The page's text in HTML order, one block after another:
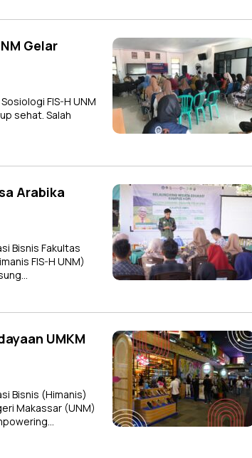
Gelar
FIS-H UNM
sehat. Salah
Arabika
Bisnis Fakultas
FIS-H UNM)
UMKM
Bisnis (Himanis)
Makassar (UNM)